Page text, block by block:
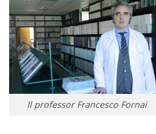
Il professor Francesco Fornai